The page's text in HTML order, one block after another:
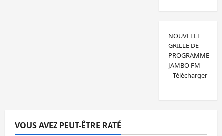
NOUVELLE
GRILLE DE
PROGRAMME
JAMBO FM
Télécharger
VOUS AVEZ PEUT-ÊTRE RATÉ